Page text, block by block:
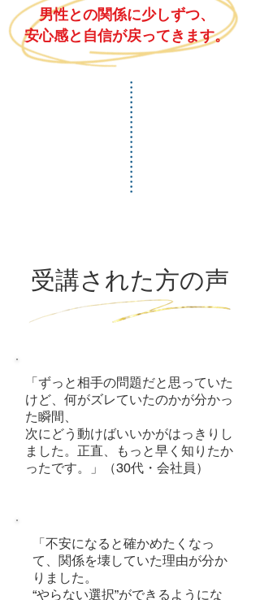
男性との関係に少しずつ、
安心感と自信が戻ってきます。
​受講された方の声
「ずっと相手の問題だと思っていた
けど、何がズレていたのかが分かっ
た瞬間、
次にどう動けばいいかがはっきりし
ました。正直、もっと早く知りたか
ったです。」（30代・会社員）
「不安になると確かめたくなっ
て、関係を壊していた理由が分か
りました。
“やらない選択”ができるようにな